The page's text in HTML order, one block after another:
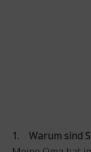
1. Warum sind